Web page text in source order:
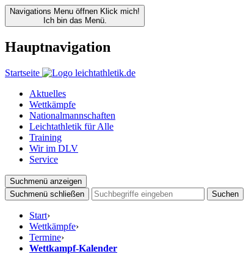
Navigations Menu öffnen Klick mich!
Ich bin das Menü.
Hauptnavigation
Startseite
Aktuelles
Wettkämpfe
Nationalmannschaften
Leichtathletik für Alle
Training
Wir im DLV
Service
Suchmenü anzeigen
Suchmenü schließen
Suchen
Start›
Wettkämpfe›
Termine›
Wettkampf-Kalender